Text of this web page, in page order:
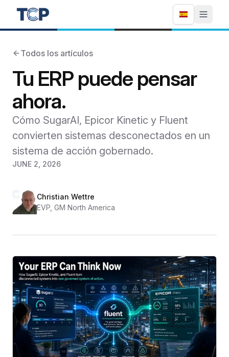
Todos los artículos
Tu ERP puede pensar
ahora.
Cómo SugarAI, Epicor Kinetic y Fluent
convierten sistemas desconectados en un
sistema de acción gobernado.
JUNE 2, 2026
Christian Wettre
EVP, GM North America